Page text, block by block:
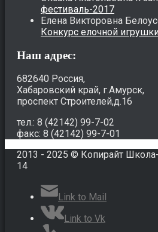
фестиваль-2017
Елена Викторовна
Конкурс елочной
Наш адрес:
682640 Россия,
Хабаровский край, г.Амурск,
проспект Строителей,д.16
тел.: 8 (42142) 99-7-02
факс: 8 (42142) 99-7-01
2013 - 2025 © Копирайт
14
Link to Mail
Link to Vk